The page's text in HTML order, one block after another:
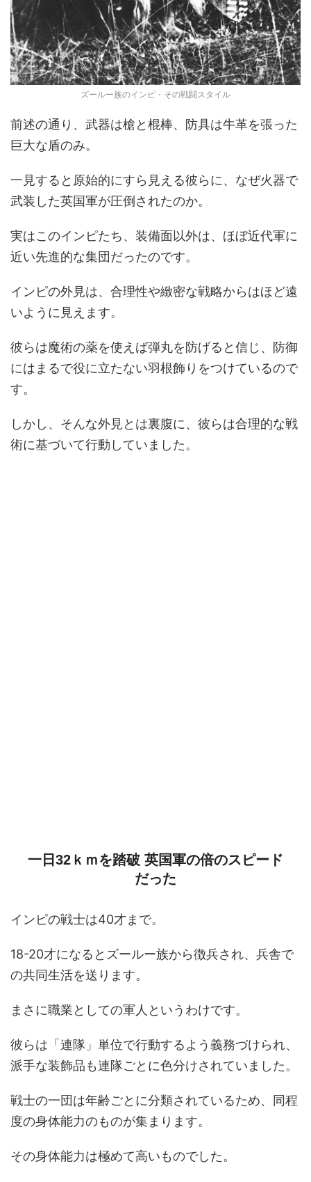
ズールー族のインピ・その戦闘スタイル
前述の通り、武器は槍と棍棒、防具は牛革を張った
巨大な盾のみ。
一見すると原始的にすら見える彼らに、なぜ火器で
武装した英国軍が圧倒されたのか。
実はこのインピたち、装備面以外は、ほぼ近代軍に
近い先進的な集団だったのです。
インピの外見は、合理性や緻密な戦略からはほど遠
いように見えます。
彼らは魔術の薬を使えば弾丸を防げると信じ、防御
にはまるで役に立たない羽根飾りをつけているので
す。
しかし、そんな外見とは裏腹に、彼らは合理的な戦
術に基づいて行動していました。
一日32ｋｍを踏破 英国軍の倍のスピード
だった
インピの戦士は40才まで。
18-20才になるとズールー族から徴兵され、兵舎で
の共同生活を送ります。
まさに職業としての軍人というわけです。
彼らは「連隊」単位で行動するよう義務づけられ、
派手な装飾品も連隊ごとに色分けされていました。
戦士の一団は年齢ごとに分類されているため、同程
度の身体能力のものが集まります。
その身体能力は極めて高いものでした。